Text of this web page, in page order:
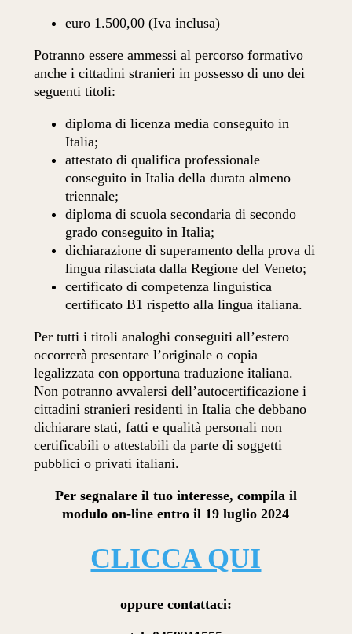
euro 1.500,00 (Iva inclusa)
Potranno essere ammessi al percorso formativo
anche i cittadini stranieri in possesso di uno dei
seguenti titoli:
diploma di licenza media conseguito in
Italia;
attestato di qualifica professionale
conseguito in Italia della durata almeno
triennale;
diploma di scuola secondaria di secondo
grado conseguito in Italia;
dichiarazione di superamento della prova di
lingua rilasciata dalla Regione del Veneto;
certificato di competenza linguistica
certificato B1 rispetto alla lingua italiana.
Per tutti i titoli analoghi conseguiti all’estero
occorrerà presentare l’originale o copia
legalizzata con opportuna traduzione italiana.
Non potranno avvalersi dell’autocertificazione i
cittadini stranieri residenti in Italia che debbano
dichiarare stati, fatti e qualità personali non
certificabili o attestabili da parte di soggetti
pubblici o privati italiani.
Per segnalare il tuo interesse, compila il
modulo on-line entro il 19 luglio 2024
CLICCA QUI
oppure contattaci: